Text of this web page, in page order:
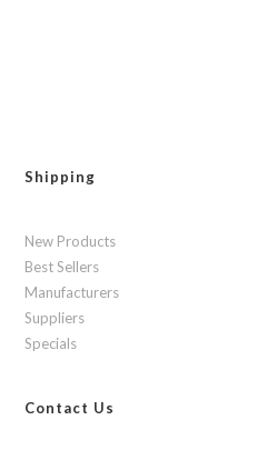
Shipping
New Products
Best Sellers
Manufacturers
Suppliers
Specials
Contact Us